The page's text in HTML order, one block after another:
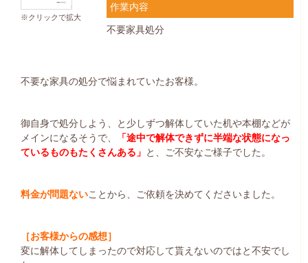
※クリックで拡大
作業内容
不要家具処分
不要な家具の処分で悩まれていたお客様。
御自身で処分しよう、と少しずつ解体していた机や本棚などが
メインになるそうで、
「途中で解体できずに半端な状態になっ
ているものもたくさんある」 と、ご不安なご様子でした。
料金が問題ないことから、ご依頼を決めてくださいました。
［お客様からの感想］
変に解体してしまったので対応して貰えないのではと不安でし